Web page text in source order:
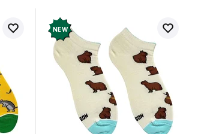
NEW